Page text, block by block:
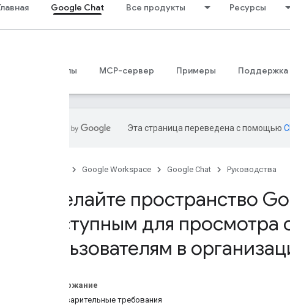
Google Chat Все продукты Ресурсы
материалы MCP-сервер Примеры Поддержка
Эта страница переведена с помощью
Google Workspace Google Chat Руководства
Сделайте пространство
доступным для
пользователям в
Содержание
Предварительные требования